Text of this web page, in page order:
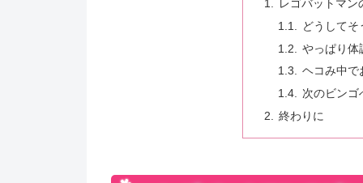
レゴバットマ
どうして
やっぱり
ヘコみ中で
次のビン
終わりに